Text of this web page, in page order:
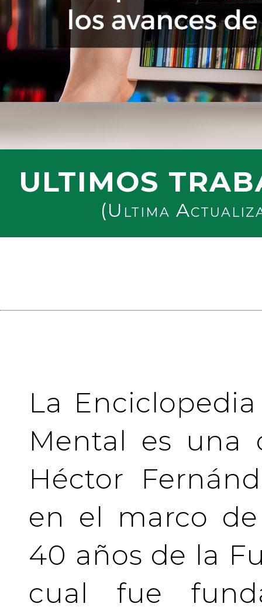
ULTIMOS
(Ultima
La
Mental es una
Héctor
en el marco
40 años de la
cual fue